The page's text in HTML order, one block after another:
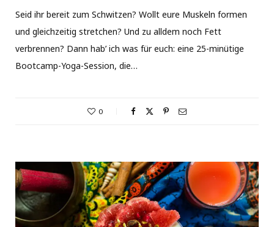
Seid ihr bereit zum Schwitzen? Wollt eure Muskeln formen
und gleichzeitig stretchen? Und zu alldem noch Fett
verbrennen? Dann hab’ ich was für euch: eine 25-minütige
Bootcamp-Yoga-Session, die…
0